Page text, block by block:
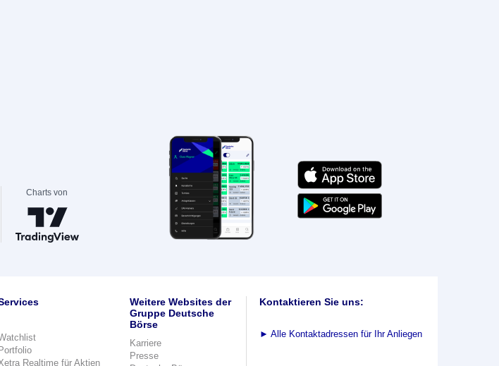
Charts von
Portfolio
Realtime für Aktien
Weitere Websites der
Gruppe Deutsche
Börse
Karriere
Presse
Kontaktieren Sie uns:
► Alle Kontaktadressen für Ihr Anliegen